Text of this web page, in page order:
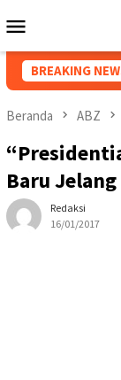
ke
Mobile
BREAKING
Beranda ABZ
Baru
Redaksi
16/01/2017